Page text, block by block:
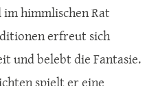
himmlischen Rat
erfreut sich
und belebt die Fantasie.
spielt er eine